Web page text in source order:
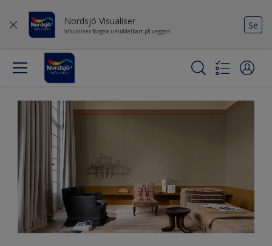
Nordsjö Visualiser
Visualiser fargen umiddelbart på veggen
Se